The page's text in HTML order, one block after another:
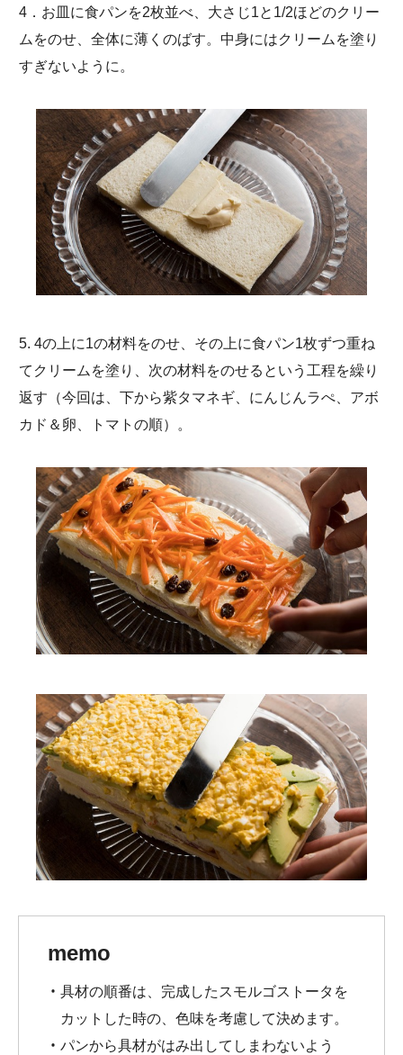
4．お皿に食パンを2枚並べ、大さじ1と1/2ほどのクリー
ムをのせ、全体に薄くのばす。中身にはクリームを塗り
すぎないように。
5. 4の上に1の材料をのせ、その上に食パン1枚ずつ重ね
てクリームを塗り、次の材料をのせるという工程を繰り
返す（今回は、下から紫タマネギ、にんじんラぺ、アボ
カド＆卵、トマトの順）。
memo
具材の順番は、完成したスモルゴストータを
カットした時の、色味を考慮して決めます。
パンから具材がはみ出してしまわないよう